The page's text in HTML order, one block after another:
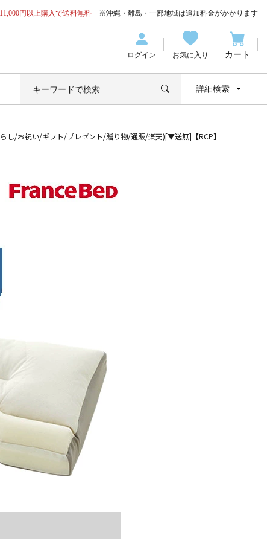
11,000円以上購入で送料無料 ※沖縄・離島・一部地域は追加料金がかかります
ログイン お気に入り カート
詳細検索
/お祝い/ギフト/プレゼント/贈り物/通販/楽天)[▼送無]【RCP】